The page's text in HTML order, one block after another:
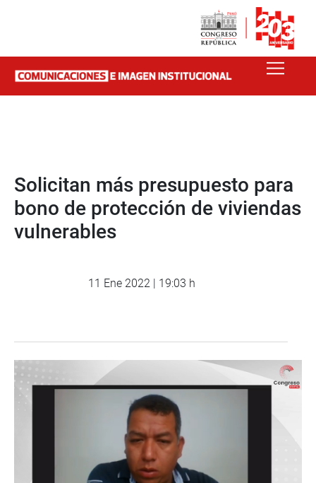
Solicitan más presupuesto para
bono de protección de viviendas
vulnerables
11 Ene 2022 | 19:03 h